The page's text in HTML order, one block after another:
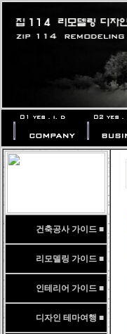
건축공사 가이드 ■
리모델링 가이드 ■
인테리어 가이드 ■
디자인 테마여행 ■